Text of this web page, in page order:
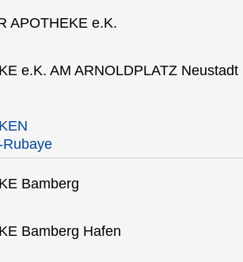
APOTHEKE e.K.
e.K. AM ARNOLDPLATZ Neustadt
Rubaye
Bamberg
Bamberg Hafen